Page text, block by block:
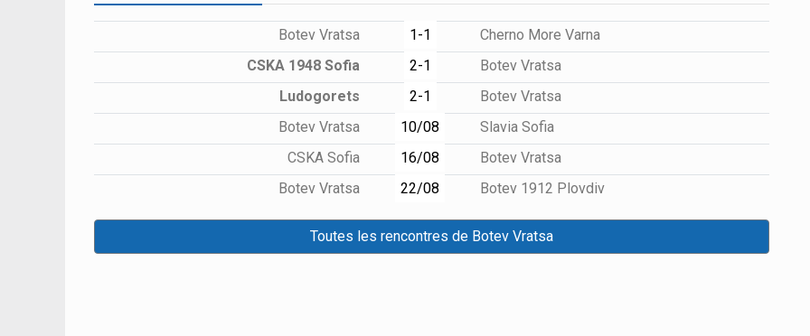
Botev Vratsa 1-1
Cherno More Varna
CSKA 1948 Sofia
2-1
Botev Vratsa
Ludogorets
2-1
Botev Vratsa
Botev Vratsa
10/08
Slavia Sofia
CSKA Sofia
16/08
Botev Vratsa
Botev Vratsa
22/08 Botev 1912 Plovdiv
Toutes les rencontres de Botev Vratsa